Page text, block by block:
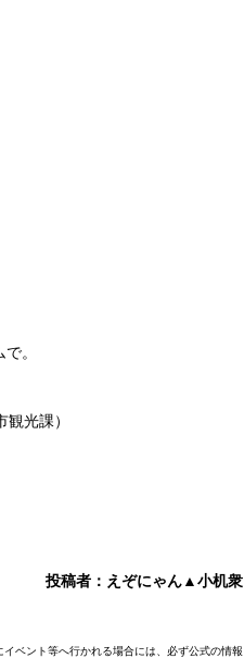
。
光課）
投稿者：えぞにゃん▲小机衆
ベント等へ行かれる場合には、必ず公式の情報